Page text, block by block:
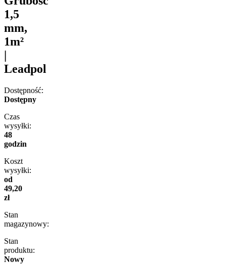
1,5
mm,
1m²
|
Leadpol
Dostępność:
Dostępny
Czas
wysyłki:
48
godzin
Koszt
wysyłki:
od
49,20
zł
Stan
magazynowy:
Stan
produktu:
Nowy